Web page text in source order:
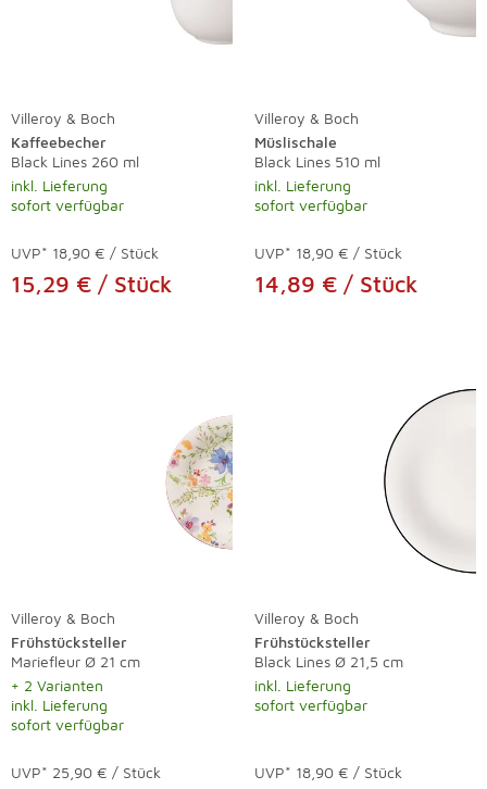
Villeroy & Boch
Kaffeebecher
Black Lines 260 ml
inkl. Lieferung
sofort verfügbar
UVP* 18,90 € / Stück
15,29 € / Stück
Villeroy & Boch
Müslischale
Black Lines 510 ml
inkl. Lieferung
sofort verfügbar
UVP* 18,90 € / Stück
14,89 € / Stück
Villeroy & Boch
Frühstücksteller
Mariefleur Ø 21 cm
+ 2 Varianten
inkl. Lieferung
sofort verfügbar
UVP* 25,90 € / Stück
Villeroy & Boch
Frühstücksteller
Black Lines Ø 21,5 cm
inkl. Lieferung
sofort verfügbar
UVP* 18,90 € / Stück